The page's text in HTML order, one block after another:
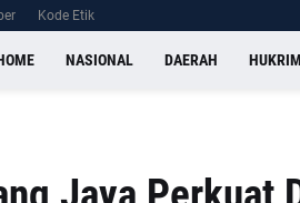
Kode Etik
NASIONAL DAERAH HUKRIM